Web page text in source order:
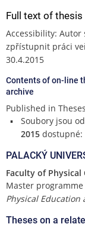
Full text of thesis
Accessibility: Autor
zpřístupnit práci
30.4.2015
Contents of on-line
archive
Published in
Soubory jsou od
2015dostupné:
PALACKÝ
Faculty of Physical
Master
Physical Education
Theses on a